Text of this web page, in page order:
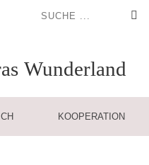
Wunderland
KOOPERATION